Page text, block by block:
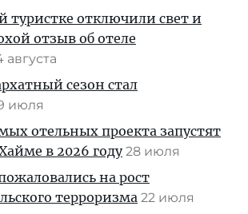
туристке отключили свет и
отзыв об отеле
августа
сезон стал
июля
отельных проекта запустят
в 2026 году 28 июля
на рост
терроризма 22 июля